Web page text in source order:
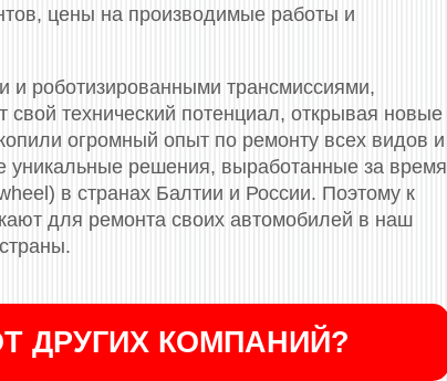
цены на производимые работы и
и роботизированными трансмиссиями,
технический потенциал, открывая новые
огромный опыт по ремонту всех видов и
уникальные решения, выработанные за время
в странах Балтии и России. Поэтому к
для ремонта своих автомобилей в наш
ДРУГИХ КОМПАНИЙ?